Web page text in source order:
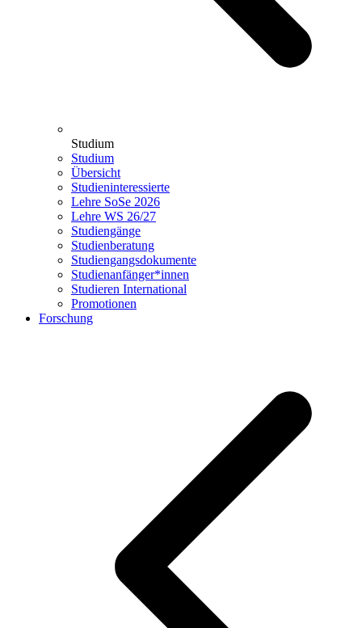
Studium
Studium
Übersicht
Studieninteressierte
Lehre SoSe 2026
Lehre WS 26/27
Studiengänge
Studienberatung
Studiengangsdokumente
Studienanfänger*innen
Studieren International
Promotionen
Forschung